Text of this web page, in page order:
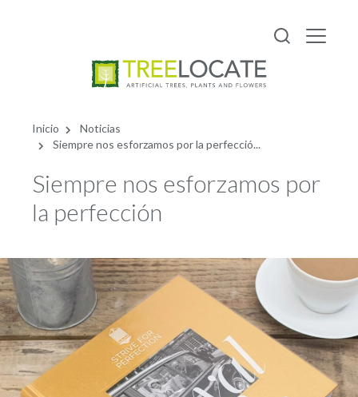
Inicio
Noticias
Siempre nos esforzamos por la perfecció...
Siempre nos esforzamos por
la perfección